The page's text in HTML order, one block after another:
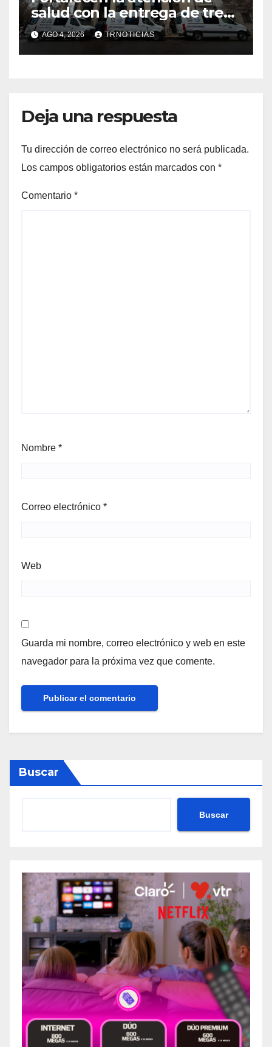
salud con la entrega de tres
nuevas ambulancias para
Cauquenes y Sagrada Familia
AGO 4, 2026 TRNOTICIAS
Deja una respuesta
Tu dirección de correo electrónico no será publicada.
Los campos obligatorios están marcados con *
Comentario *
Nombre *
Correo electrónico *
Web
Guarda mi nombre, correo electrónico y web en este
navegador para la próxima vez que comente.
Buscar
Buscar